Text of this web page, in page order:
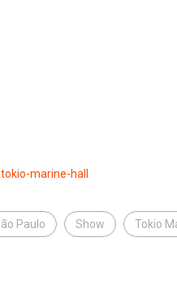
marine-hall
Paulo Show Tokio